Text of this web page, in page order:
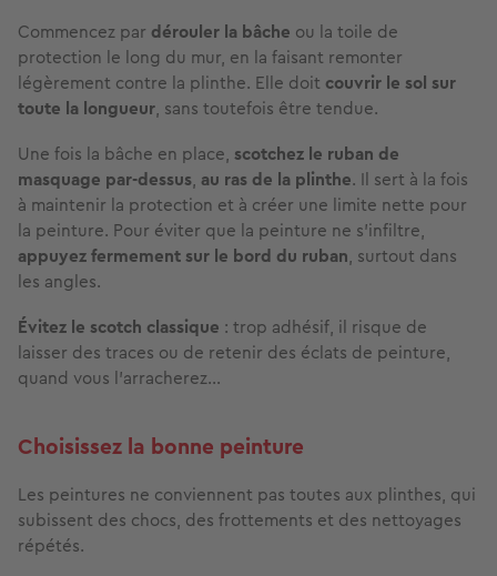
Commencez par dérouler la bâche ou la toile de
protection le long du mur, en la faisant remonter
légèrement contre la plinthe. Elle doit couvrir le sol sur
toute la longueur, sans toutefois être tendue.
Une fois la bâche en place, scotchez le ruban de
masquage par-dessus, au ras de la plinthe. Il sert à la fois
à maintenir la protection et à créer une limite nette pour
la peinture. Pour éviter que la peinture ne s’infiltre,
appuyez fermement sur le bord du ruban, surtout dans
les angles.
Évitez le scotch classique : trop adhésif, il risque de
laisser des traces ou de retenir des éclats de peinture,
quand vous l’arracherez…
Choisissez la bonne peinture
Les peintures ne conviennent pas toutes aux plinthes, qui
subissent des chocs, des frottements et des nettoyages
répétés.